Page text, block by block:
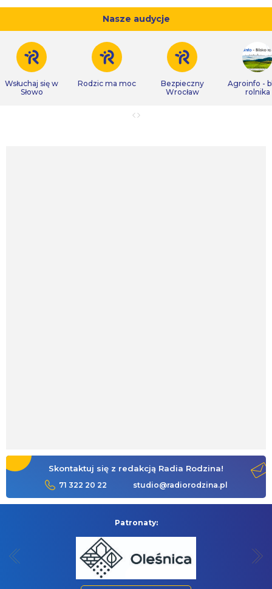
Nasze audycje
Wsłuchaj się w
Słowo
Rodzic ma moc
Bezpieczny
Wrocław
Agroinfo -
rolnika
Skontaktuj się z redakcją Radia Rodzina!
71 322 20 22 studio@radiorodzina.pl
Patronaty: